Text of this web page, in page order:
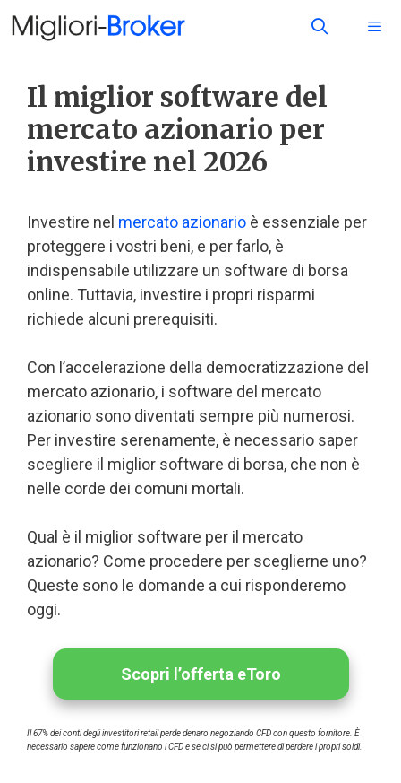
Il miglior software del
mercato azionario per
investire nel 2026
Investire nel mercato azionario è essenziale per
proteggere i vostri beni, e per farlo, è
indispensabile utilizzare un software di borsa
online. Tuttavia, investire i propri risparmi
richiede alcuni prerequisiti.
Con l’accelerazione della democratizzazione del
mercato azionario, i software del mercato
azionario sono diventati sempre più numerosi.
Per investire serenamente, è necessario saper
scegliere il miglior software di borsa, che non è
nelle corde dei comuni mortali.
Qual è il miglior software per il mercato
azionario? Come procedere per sceglierne uno?
Queste sono le domande a cui risponderemo
oggi.
Scopri l’offerta eToro
Il 67% dei conti degli investitori retail perde denaro negoziando CFD con questo fornitore. È
necessario sapere come funzionano i CFD e se ci si può permettere di perdere i propri soldi.